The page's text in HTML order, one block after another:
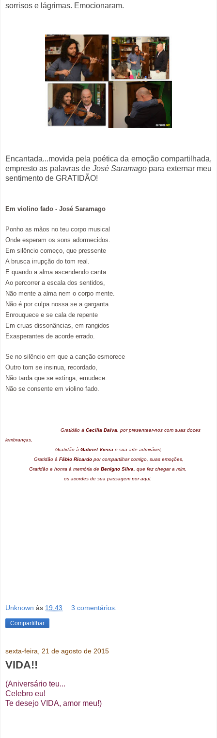
sorrisos e lágrimas. Emocionaram.
Encantada...movida pela poética da emoção compartilhada,
empresto as palavras de José Saramagopara externar meu
sentimento de GRATIDÃO!
Em violino fado - José Saramago
Ponho as mãos no teu corpo musical
Onde esperam os sons adormecidos.
Em silêncio começo, que pressente
A brusca irrupção do tom real.
E quando a alma ascendendo canta
Ao percorrer a escala dos sentidos,
Não mente a alma nem o corpo mente.
Não é por culpa nossa se a garganta
Enrouquece e se cala de repente
Em cruas dissonâncias, em rangidos
Exasperantes de acorde errado.
Se no silêncio em que a canção esmorece
Outro tom se insinua, recordado,
Não tarda que se extinga, emudece:
Não se consente em violino fado.
Gratidão à Cecília Dalva , por presentear-nos com suas doces
lembranças,
Gratidão à Gabriel Vieira e sua arte admirável,
Gratidão à Fábio Ricardopor compartilhar comigo, suas emoções,
Gratidão e honra à memória de Benigno Silva , que fez chegar a mim,
os acordes de sua passagem por aqui.
Unknown às 19:43 3 comentários:
Compartilhar
sexta-feira, 21 de agosto de 2015
VIDA!!
(Aniversário teu...
Celebro eu!
Te desejo VIDA, amor meu!)